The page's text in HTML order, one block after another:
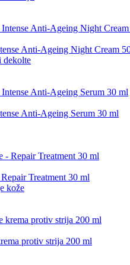
Anti-Ageing Night Cream
dekolte
Anti-Ageing Serum 30 ml
Treatment 30 ml
kože
protiv strija 200 ml